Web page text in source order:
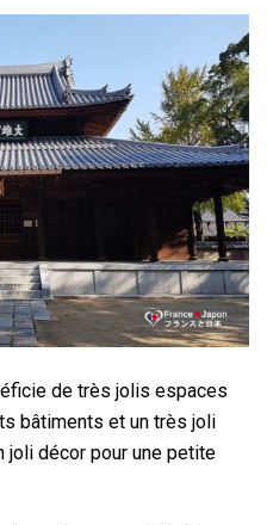
de très jolis espaces
bâtiments et un très joli
joli décor pour une petite